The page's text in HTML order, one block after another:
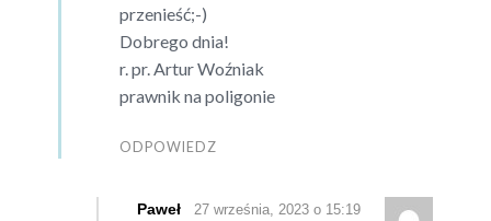
przenieść;-)
Dobrego dnia!
r. pr. Artur Woźniak
prawnik na poligonie
ODPOWIEDZ
Paweł 27 września, 2023 o 15:19